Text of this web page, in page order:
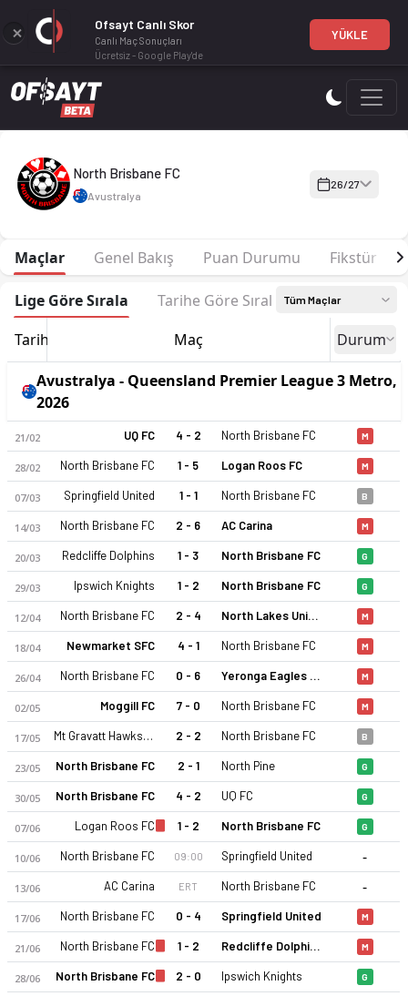
North Brisbane FC 26-27 sezonu | Queensland Premier
North Brisbane FC 26-27 sezonu | Queensland Premier
North Brisbane FC
Avustralya
26/27
Maçlar Genel Bakış Puan Durumu Fikstür
Lige Göre Sırala Tarihe Göre Sırala Tüm Maçlar
Tarih Maç Durum
Avustralya - Queensland Premier League 3 Metro,
2026
21/02 UQ FC 4 - 2 North Brisbane FC M
28/02 North Brisbane FC 1 - 5 Logan Roos FC M
07/03 Springfield United 1 - 1 North Brisbane FC B
14/03 North Brisbane FC 2 - 6 AC Carina M
20/03 Redcliffe Dolphins 1 - 3 North Brisbane FC G
29/03 Ipswich Knights 1 - 2 North Brisbane FC G
12/04 North Brisbane FC 2 - 4 North Lakes United M
18/04 Newmarket SFC 4 - 1 North Brisbane FC M
26/04 North Brisbane FC 0 - 6 Yeronga Eagles FC M
02/05 Moggill FC 7 - 0 North Brisbane FC M
17/05 Mt Gravatt Hawks FC 2 - 2 North Brisbane FC B
23/05 North Brisbane FC 2 - 1 North Pine G
30/05 North Brisbane FC 4 - 2 UQ FC G
07/06 Logan Roos FC 1 - 2 North Brisbane FC G
10/06 North Brisbane FC 09:00 Springfield United -
13/06 AC Carina ERT North Brisbane FC -
17/06 North Brisbane FC 0 - 4 Springfield United M
21/06 North Brisbane FC 1 - 2 Redcliffe Dolphins M
28/06 North Brisbane FC 2 - 0 Ipswich Knights G
Ofsayt Canlı Skor
Canlı Maç Sonuçları
Ücretsiz - Google Play'de
YÜKLE